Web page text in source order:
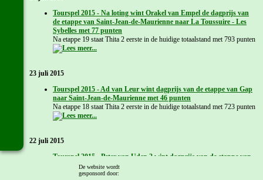
Tourspel 2015 - Na loting wint Orakel van Empel de dagprijs van
de etappe van Saint-Jean-de-Maurienne naar La Toussuire - Les
Sybelles met 77 punten
Na etappe 19 staat Thita 2 eerste in de huidige totaalstand met 793 punten
23 juli 2015
Tourspel 2015 - Ad van Leur wint dagprijs van de etappe van Gap
naar Saint-Jean-de-Maurienne met 46 punten
Na etappe 18 staat Thita 2 eerste in de huidige totaalstand met 723 punten
22 juli 2015
Tourspel 2015 - Peter van Uden 2 wint dagprijs van de etappe van
Digne-les-Bains naar Pra Loup met 44 punten
Na etappe 17 staat Thita 2 eerste in de huidige totaalstand met 701 punten
De website wordt
gesponsord door: